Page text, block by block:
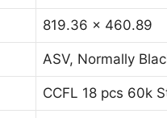
819.36 x 460.89
ASV, Normally
CCFL 18 pcs 60k